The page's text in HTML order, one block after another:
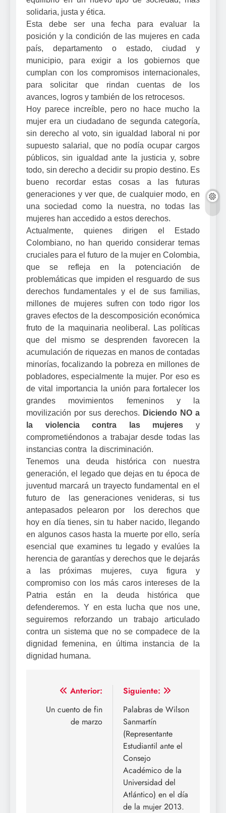
solidaria, justa y ética.
Esta debe ser una fecha para evaluar la
posición y la condición de las mujeres en cada
país, departamento o estado, ciudad y
municipio, para exigir a los gobiernos que
cumplan con los compromisos internacionales,
para solicitar que rindan cuentas de los
avances, logros y también de los retrocesos.
Hoy parece increíble, pero no hace mucho la
mujer era un ciudadano de segunda categoría,
sin derecho al voto, sin igualdad laboral ni por
supuesto salarial, que no podía ocupar cargos
públicos, sin igualdad ante la justicia y, sobre
todo, sin derecho a decidir su propio destino. Es
bueno recordar estas cosas a las futuras
generaciones y ver que, de cualquier modo, en
una sociedad como la nuestra, no todas las
mujeres han accedido a estos derechos.
Actualmente, quienes dirigen el Estado
Colombiano, no han querido considerar temas
cruciales para el futuro de la mujer en Colombia,
que se refleja en la potenciación de
problemáticas que impiden el resguardo de sus
derechos fundamentales y el de sus familias,
millones de mujeres sufren con todo rigor los
graves efectos de la descomposición económica
fruto de la maquinaria neoliberal. Las políticas
que del mismo se desprenden favorecen la
acumulación de riquezas en manos de contadas
minorías, focalizando la pobreza en millones de
pobladores, especialmente la mujer. Por eso es
de vital importancia la unión para fortalecer los
grandes movimientos femeninos y la
movilización por sus derechos. Diciendo NO a
la violencia contra las mujeres y
comprometiéndonos a trabajar desde todas las
instancias contra la discriminación.
Tenemos una deuda histórica con nuestra
generación, el legado que dejas en tu época de
juventud marcará un trayecto fundamental en el
futuro de las generaciones venideras, si tus
antepasados pelearon por los derechos que
hoy en día tienes, sin tu haber nacido, llegando
en algunos casos hasta la muerte por ello, sería
esencial que examines tu legado y evalúes la
herencia de garantías y derechos que le dejarás
a las próximas mujeres, cuya figura y
compromiso con los más caros intereses de la
Patria están en la deuda histórica que
defenderemos. Y en esta lucha que nos une,
seguiremos reforzando un trabajo articulado
contra un sistema que no se compadece de la
dignidad femenina, en última instancia de la
dignidad humana.
Navegación
de
entradas
Anterior:
Un cuento de fin
de marzo
Siguiente:
Palabras de Wilson
Sanmartín
(Representante
Estudiantil ante el
Consejo
Académico de la
Universidad del
Atlántico) en el día
de la mujer 2013.